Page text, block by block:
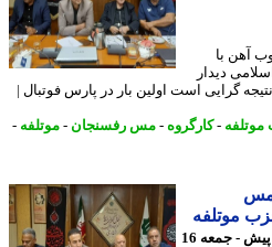
با
دیدار
گرایی است اولین بار در پارس فوتبال |
-کارگروه- مس رفسنجان-موتلفه-
42 ساعت پیش - جمعه 16